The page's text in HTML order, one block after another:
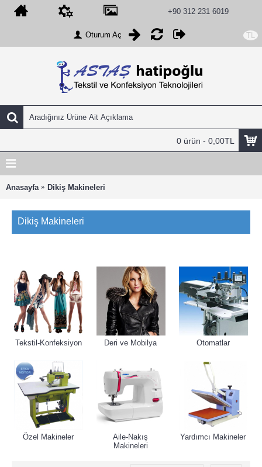
+90 312 231 6019
TL
Oturum Aç
0 ürün - 0,00TL
Anasayfa Dikiş Makineleri
Dikiş Makineleri
Tekstil-Konfeksiyon Deri ve Mobilya Otomatlar
Özel Makineler
Aile-Nakış
Makineleri
Yardımcı Makineler